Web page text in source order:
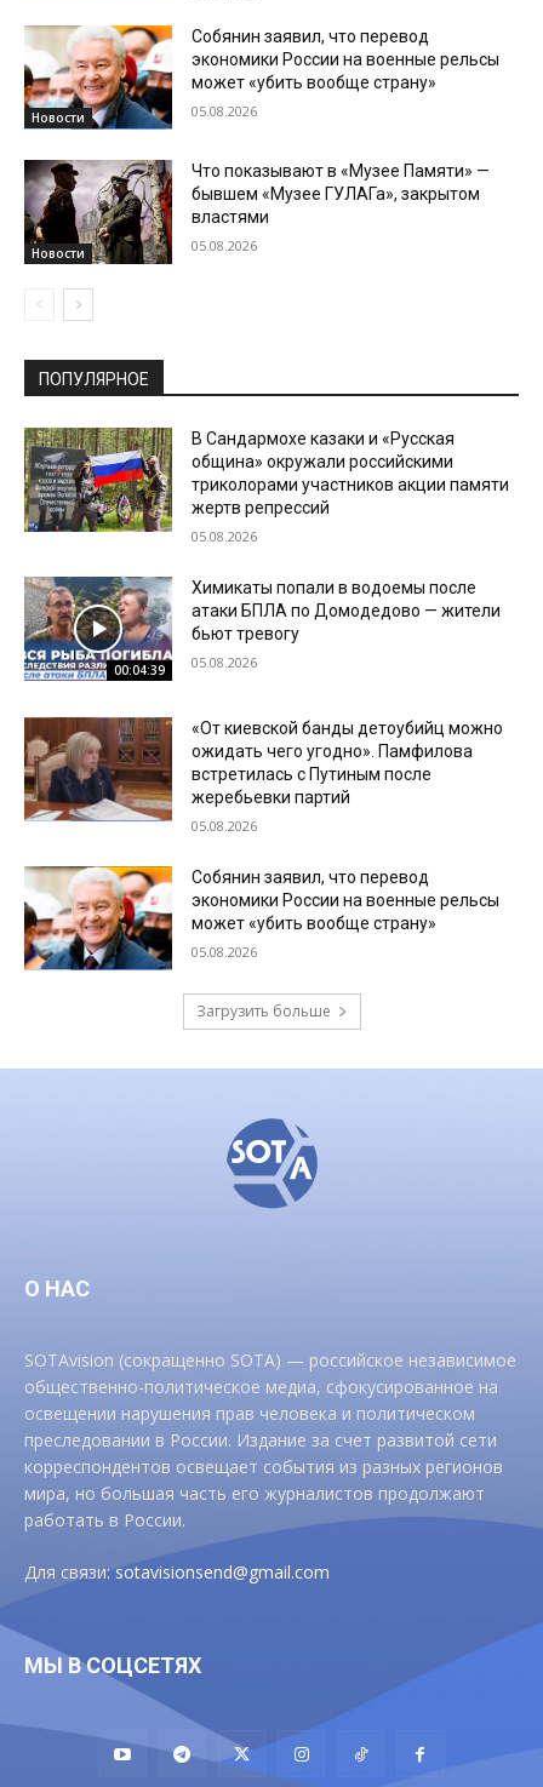
Новости
Собянин заявил, что перевод
экономики России на военные рельсы
может «убить вообще страну»
05.08.2026
Новости
Что показывают в «Музее Памяти» —
бывшем «Музее ГУЛАГа», закрытом
властями
05.08.2026
ПОПУЛЯРНОЕ
В Сандармохе казаки и «Русская
община» окружали российскими
триколорами участников акции памяти
жертв репрессий
05.08.2026
00:04:39
Химикаты попали в водоемы после
атаки БПЛА по Домодедово — жители
бьют тревогу
05.08.2026
«От киевской банды детоубийц можно
ожидать чего угодно». Памфилова
встретилась с Путиным после
жеребьевки партий
05.08.2026
Собянин заявил, что перевод
экономики России на военные рельсы
может «убить вообще страну»
05.08.2026
Загрузить больше
О НАС
SOTAvision (сокращенно SOTA) — российское независимое
общественно-политическое медиа, сфокусированное на
освещении нарушения прав человека и политическом
преследовании в России. Издание за счет развитой сети
корреспондентов освещает события из разных регионов
мира, но большая часть его журналистов продолжают
работать в России.
Для связи:sotavisionsend@gmail.com
МЫ В СОЦСЕТЯХ